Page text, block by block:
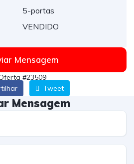
5-portas
VENDIDO
Mensagem
#23509
Tweet
Mensagem